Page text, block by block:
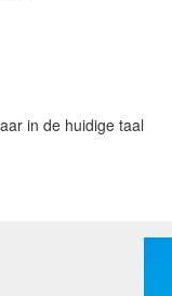
in de huidige taal